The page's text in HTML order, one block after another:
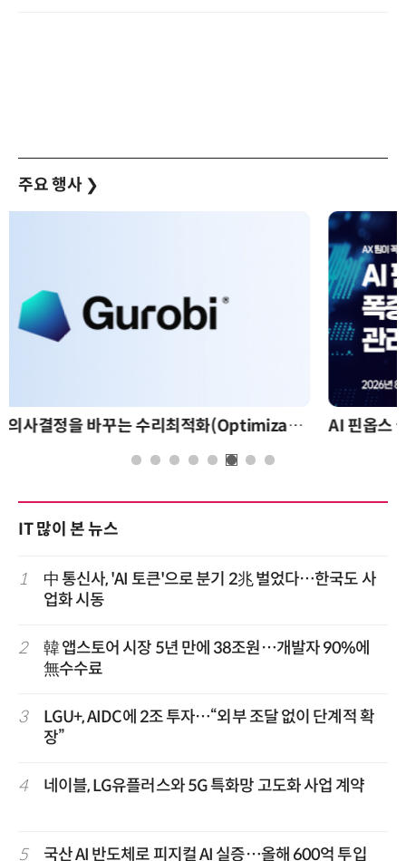
주요 행사 ❯
AI 핀옵스 실전 세미나: 폭증하는 AI 토큰 비용 관리 전략
IT 많이 본 뉴스
1
中 통신사, 'AI 토큰'으로 분기 2兆 벌었다…한국도 사
업화 시동
2
韓 앱스토어 시장 5년 만에 38조원…개발자 90%에
無수수료
3
LGU+, AIDC에 2조 투자…“외부 조달 없이 단계적 확
장”
4 네이블, LG유플러스와 5G 특화망 고도화 사업 계약
5 국산 AI 반도체로 피지컬 AI 실증…올해 600억 투입